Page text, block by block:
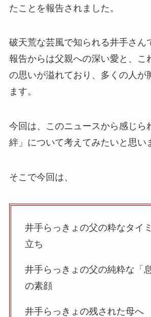
たことを報告されました。
破天荒な芸風で知られる井手さん
報告からは父親への深い愛と、こ
の思いが溢れており、多くの人が
ます。
今回は、このニュースから感じら
絆」について考えてみたいと思い
そこで今回は、
井手らっきょの父の粋なタイ
立ち
井手らっきょの父の純粋な「
の素顔
井手らっきょの残された母へ